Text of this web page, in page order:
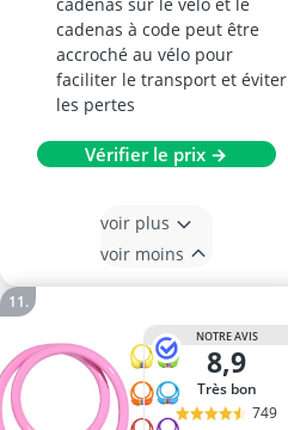
cadenas à code peut être
accroché au vélo pour
faciliter le transport et éviter
les pertes
Vérifier le prix →
voir plus
voir moins
NOTRE AVIS
8,9
Très bon
749